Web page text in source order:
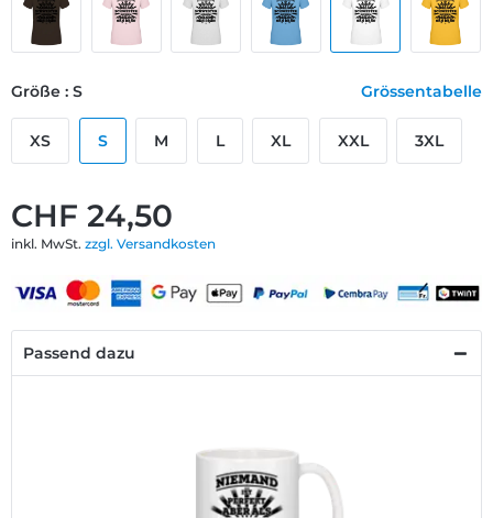
CHF 24,50
inkl. MwSt. zzgl. Versandkosten
Größe : S Grössentabelle
XS S M L XL XXL 3XL
Passend dazu